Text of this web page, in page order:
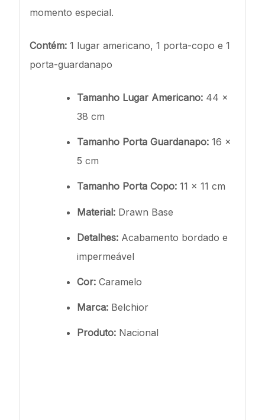
momento especial.
Contém: 1 lugar americano, 1 porta-copo e 1
porta-guardanapo
Tamanho Lugar Americano: 44 x
38 cm
Tamanho Porta Guardanapo: 16 x
5 cm
Tamanho Porta Copo: 11 x 11 cm
Material: Drawn Base
Detalhes: Acabamento bordado e
impermeável
Cor: Caramelo
Marca: Belchior
Produto: Nacional